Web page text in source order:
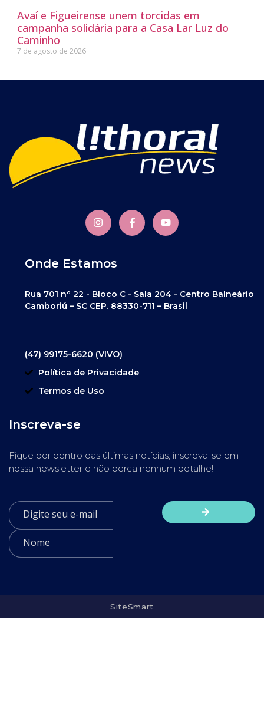
Avaí e Figueirense unem torcidas em
campanha solidária para a Casa Lar Luz do
Caminho
7 de agosto de 2026
Onde Estamos
Rua 701 nº 22 - Bloco C - Sala 204 - Centro Balneário
Camboriú – SC CEP. 88330-711 – Brasil
(47) 99175-6620 (VIVO)
Política de Privacidade
Termos de Uso
Inscreva-se
Fique por dentro das últimas notícias, inscreva-se em
nossa newsletter e não perca nenhum detalhe!
SiteSmart